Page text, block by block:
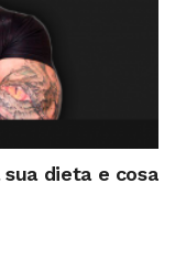
dieta e cosa